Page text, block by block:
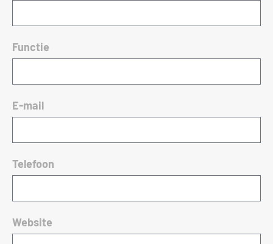
Functie
E-mail
Telefoon
Website